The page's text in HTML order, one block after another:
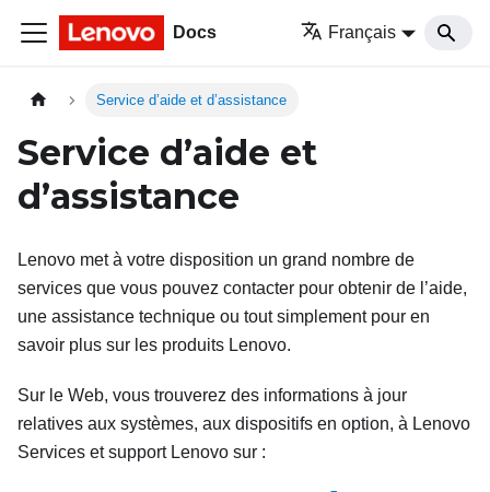
Docs Français
Service d’aide et d’assistance
Service d’aide et
d’assistance
Lenovo met à votre disposition un grand nombre de
services que vous pouvez contacter pour obtenir de l’aide,
une assistance technique ou tout simplement pour en
savoir plus sur les produits Lenovo.
Sur le Web, vous trouverez des informations à jour
relatives aux systèmes, aux dispositifs en option, à Lenovo
Services et support Lenovo sur :